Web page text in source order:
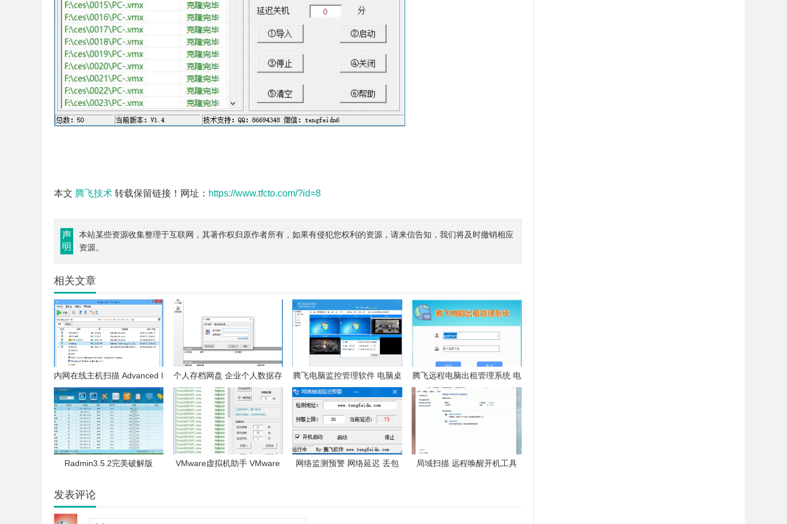
本文 腾飞技术 转载保留链接！网址： https://www.tfcto.com/?id=8
声
明
本站某些资源收集整理于互联网，其著作权归原作者所有，如果有侵犯您权利的资源，请来信告知，我们将及时撤销相应
资源。
相关文章
内网在线主机扫描 Advanced I
P Scanner
个人存档网盘 企业个人数据存
储 个人网盘
腾飞电脑监控管理软件 电脑桌
面监控控制 屏幕墙
腾飞远程电脑出租管理系统 电
脑机房管理 计时 计费 监控 用
户管理软件
Radmin3.5.2完美破解版
VMware虚拟机助手 VMware
网络监测预警 网络延迟 丢包
局域扫描 远程唤醒开机工具
发表评论